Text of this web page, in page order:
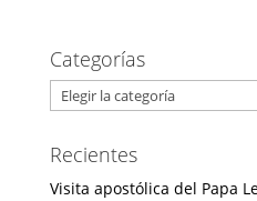
Categorías
Categorías
Recientes
Visita apostólica del Papa